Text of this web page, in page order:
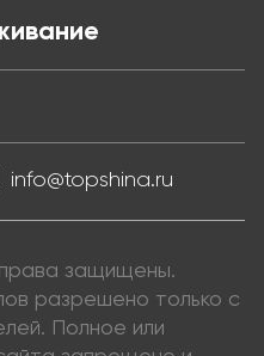
info@topshina.ru
защищены.
разрешено только с
Полное или